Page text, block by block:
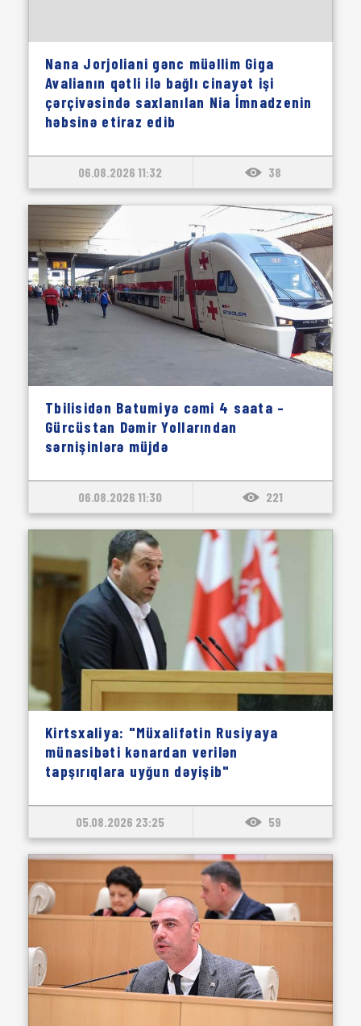
Nana Jorjoliani gənc müəllim Giga
Avalianın qətli ilə bağlı cinayət işi
çərçivəsində saxlanılan Nia İmnadzenin
həbsinə etiraz edib
06.08.2026 11:32 38
Tbilisidən Batumiyə cəmi 4 saata –
Gürcüstan Dəmir Yollarından
sərnişinlərə müjdə
06.08.2026 11:30 221
Kirtsxaliya: "Müxalifətin Rusiyaya
münasibəti kənardan verilən
tapşırıqlara uyğun dəyişib"
05.08.2026 23:25 59